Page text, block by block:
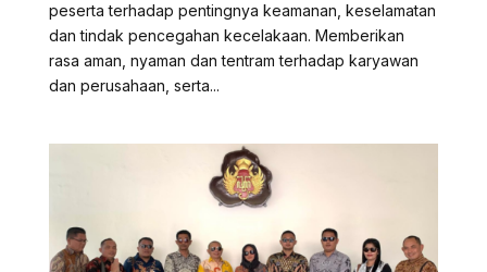
peserta terhadap pentingnya keamanan, keselamatan
dan tindak pencegahan kecelakaan. Memberikan
rasa aman, nyaman dan tentram terhadap karyawan
dan perusahaan, serta...